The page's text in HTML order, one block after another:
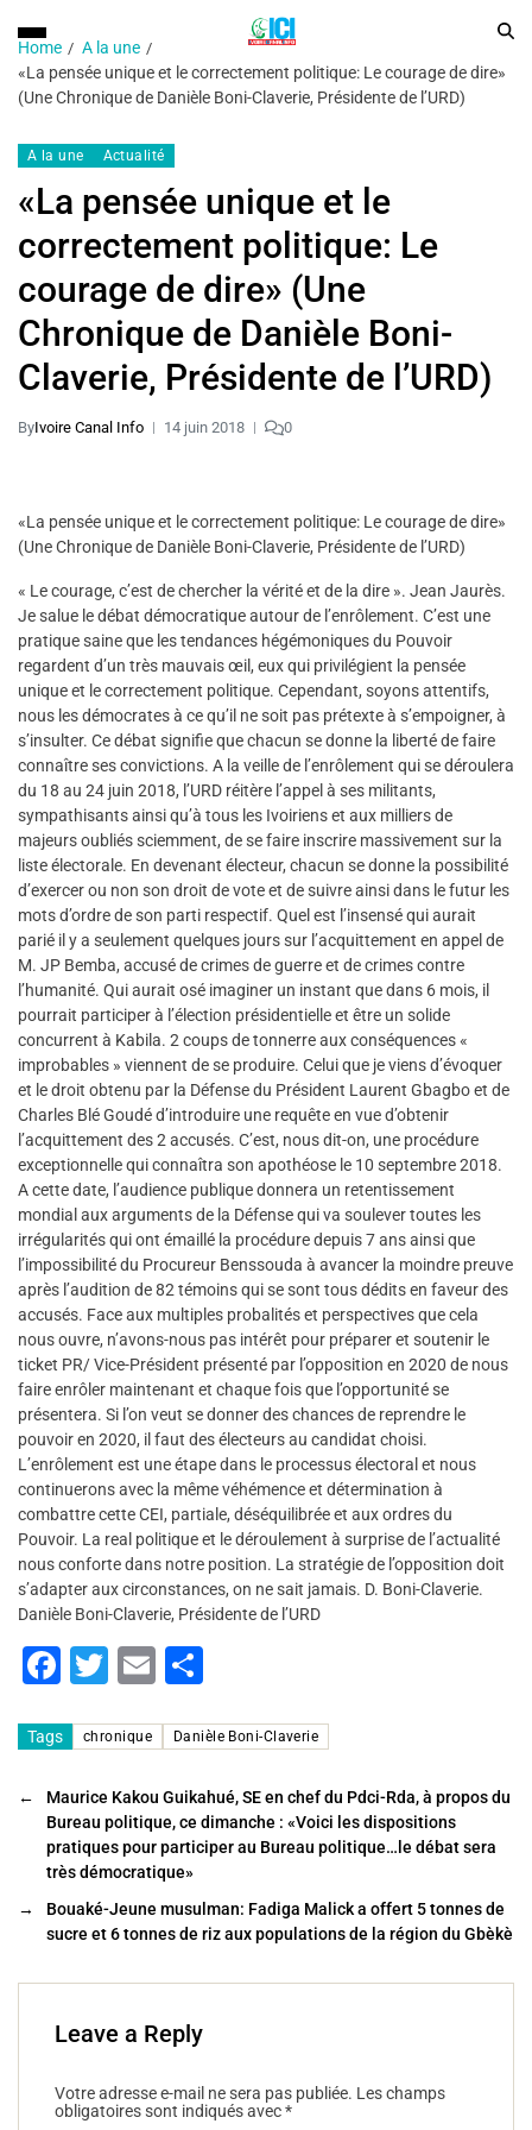
Home
A la une
«La pensée unique et le correctement politique: Le courage de dire»
(Une Chronique de Danièle Boni-Claverie, Présidente de l’URD)
A la une Actualité
«La pensée unique et le
correctement politique: Le
courage de dire» (Une
Chronique de Danièle Boni-
Claverie, Présidente de l’URD)
ByIvoire Canal Info 14 juin 2018 0
«La pensée unique et le correctement politique: Le courage de dire»
(Une Chronique de Danièle Boni-Claverie, Présidente de l’URD)
« Le courage, c’est de chercher la vérité et de la dire ». Jean Jaurès.
Je salue le débat démocratique autour de l’enrôlement. C’est une
pratique saine que les tendances hégémoniques du Pouvoir
regardent d’un très mauvais œil, eux qui privilégient la pensée
unique et le correctement politique. Cependant, soyons attentifs,
nous les démocrates à ce qu’il ne soit pas prétexte à s’empoigner, à
s’insulter. Ce débat signifie que chacun se donne la liberté de faire
connaître ses convictions. A la veille de l’enrôlement qui se déroulera
du 18 au 24 juin 2018, l’URD réitère l’appel à ses militants,
sympathisants ainsi qu’à tous les Ivoiriens et aux milliers de
majeurs oubliés sciemment, de se faire inscrire massivement sur la
liste électorale. En devenant électeur, chacun se donne la possibilité
d’exercer ou non son droit de vote et de suivre ainsi dans le futur les
mots d’ordre de son parti respectif. Quel est l’insensé qui aurait
parié il y a seulement quelques jours sur l’acquittement en appel de
M. JP Bemba, accusé de crimes de guerre et de crimes contre
l’humanité. Qui aurait osé imaginer un instant que dans 6 mois, il
pourrait participer à l’élection présidentielle et être un solide
concurrent à Kabila. 2 coups de tonnerre aux conséquences «
improbables » viennent de se produire. Celui que je viens d’évoquer
et le droit obtenu par la Défense du Président Laurent Gbagbo et de
Charles Blé Goudé d’introduire une requête en vue d’obtenir
l’acquittement des 2 accusés. C’est, nous dit-on, une procédure
exceptionnelle qui connaîtra son apothéose le 10 septembre 2018.
A cette date, l’audience publique donnera un retentissement
mondial aux arguments de la Défense qui va soulever toutes les
irrégularités qui ont émaillé la procédure depuis 7 ans ainsi que
l’impossibilité du Procureur Benssouda à avancer la moindre preuve
après l’audition de 82 témoins qui se sont tous dédits en faveur des
accusés. Face aux multiples probalités et perspectives que cela
nous ouvre, n’avons-nous pas intérêt pour préparer et soutenir le
ticket PR/ Vice-Président présenté par l’opposition en 2020 de nous
faire enrôler maintenant et chaque fois que l’opportunité se
présentera. Si l’on veut se donner des chances de reprendre le
pouvoir en 2020, il faut des électeurs au candidat choisi.
L’enrôlement est une étape dans le processus électoral et nous
continuerons avec la même véhémence et détermination à
combattre cette CEI, partiale, déséquilibrée et aux ordres du
Pouvoir. La real politique et le déroulement à surprise de l’actualité
nous conforte dans notre position. La stratégie de l’opposition doit
s’adapter aux circonstances, on ne sait jamais. D. Boni-Claverie.
Danièle Boni-Claverie, Présidente de l’URD
F
c
b
o
o
k
T
tt
er
E
ai ta
g
er
Tags chronique Danièle Boni-Claverie
←
Maurice Kakou Guikahué, SE en chef du Pdci-Rda, à propos du
Bureau politique, ce dimanche : «Voici les dispositions
pratiques pour participer au Bureau politique…le débat sera
très démocratique»
→
Bouaké-Jeune musulman: Fadiga Malick a offert 5 tonnes de
sucre et 6 tonnes de riz aux populations de la région du Gbèkè
Leave a Reply
Votre adresse e-mail ne sera pas publiée. Les champs
obligatoires sont indiqués avec*